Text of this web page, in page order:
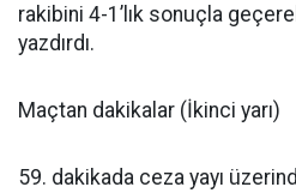
rakibini 4-1’lık sonuçla
yazdırdı.
Maçtan dakikalar (İkinci yarı)
59. dakikada ceza yayı